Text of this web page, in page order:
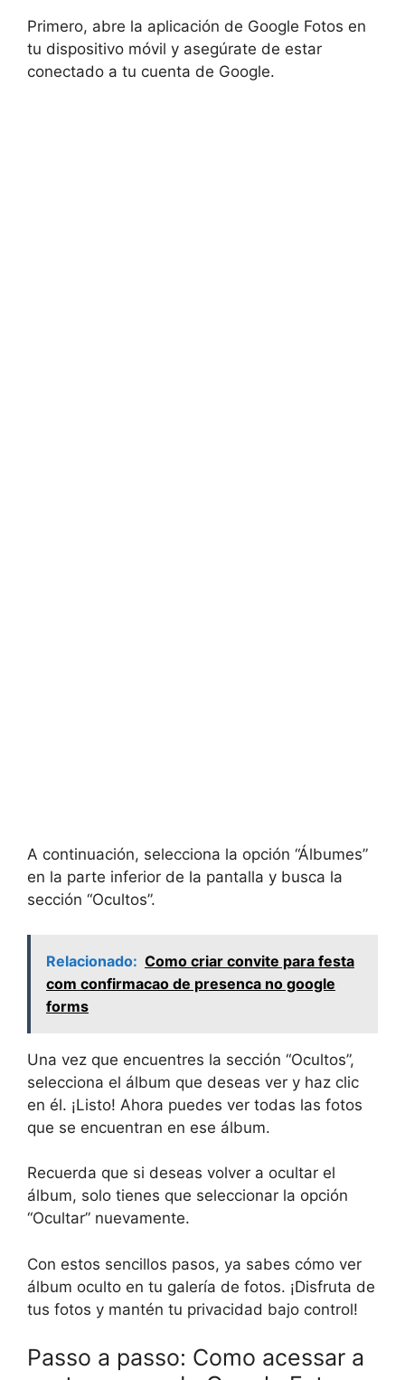
Primero, abre la aplicación de Google Fotos en
tu dispositivo móvil y asegúrate de estar
conectado a tu cuenta de Google.
A continuación, selecciona la opción “Álbumes”
en la parte inferior de la pantalla y busca la
sección “Ocultos”.
Relacionado: Como criar convite para festa
com confirmacao de presenca no google
forms
Una vez que encuentres la sección “Ocultos”,
selecciona el álbum que deseas ver y haz clic
en él. ¡Listo! Ahora puedes ver todas las fotos
que se encuentran en ese álbum.
Recuerda que si deseas volver a ocultar el
álbum, solo tienes que seleccionar la opción
“Ocultar” nuevamente.
Con estos sencillos pasos, ya sabes cómo ver
álbum oculto en tu galería de fotos. ¡Disfruta de
tus fotos y mantén tu privacidad bajo control!
Passo a passo: Como acessar a